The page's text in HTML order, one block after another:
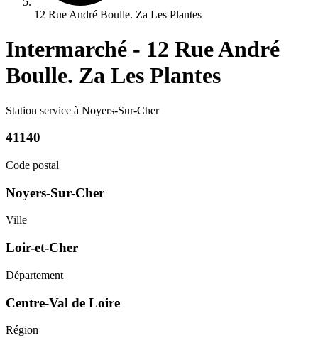
12 Rue André Boulle. Za Les Plantes
Intermarché - 12 Rue André
Boulle. Za Les Plantes
Station service à Noyers-Sur-Cher
41140
Code postal
Noyers-Sur-Cher
Ville
Loir-et-Cher
Département
Centre-Val de Loire
Région